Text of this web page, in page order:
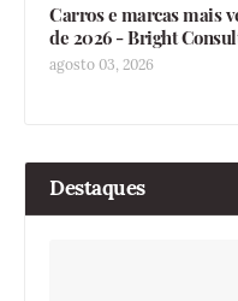
Carros e marcas mais
de 2026 - Bright
agosto 03, 2026
Destaques